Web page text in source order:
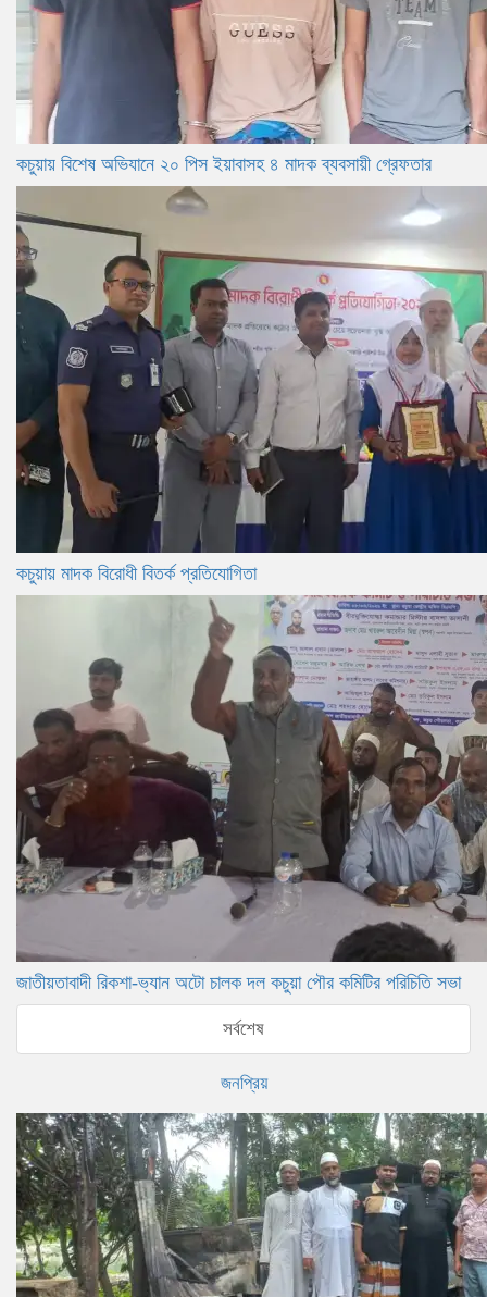
কচুয়ায় বিশেষ অভিযানে ২০ পিস ইয়াবাসহ ৪ মাদক ব্যবসায়ী গ্রেফতার
কচুয়ায় মাদক বিরোধী বিতর্ক প্রতিযোগিতা
জাতীয়তাবাদী রিকশা-ভ্যান অটো চালক দল কচুয়া পৌর কমিটির পরিচিতি সভা
সর্বশেষ
জনপ্রিয়